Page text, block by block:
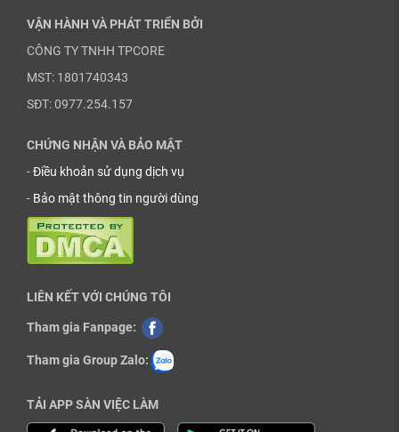
VẬN HÀNH VÀ PHÁT TRIỂN BỞI
CÔNG TY TNHH TPCORE
MST: 1801740343
SĐT: 0977.254.157
CHỨNG NHẬN VÀ BẢO MẬT
-Điều khoản sử dụng dịch vụ
- Bảo mật thông tin người dùng
LIÊN KẾT VỚI CHÚNG TÔI
Tham gia Fanpage:
Tham gia Group Zalo:
TẢI APP SÀN VIỆC LÀM